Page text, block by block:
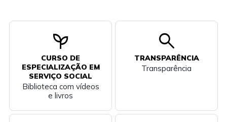
psychiatry
CURSO DE
ESPECIALIZAÇÃO EM
SERVIÇO SOCIAL
Biblioteca com vídeos
e livros
search
TRANSPARÊNCIA
Transparência